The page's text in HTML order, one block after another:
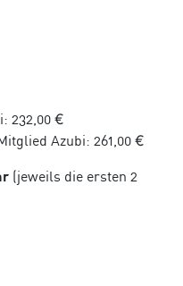
232,00 €
Azubi: 261,00 €
(jeweils die ersten 2